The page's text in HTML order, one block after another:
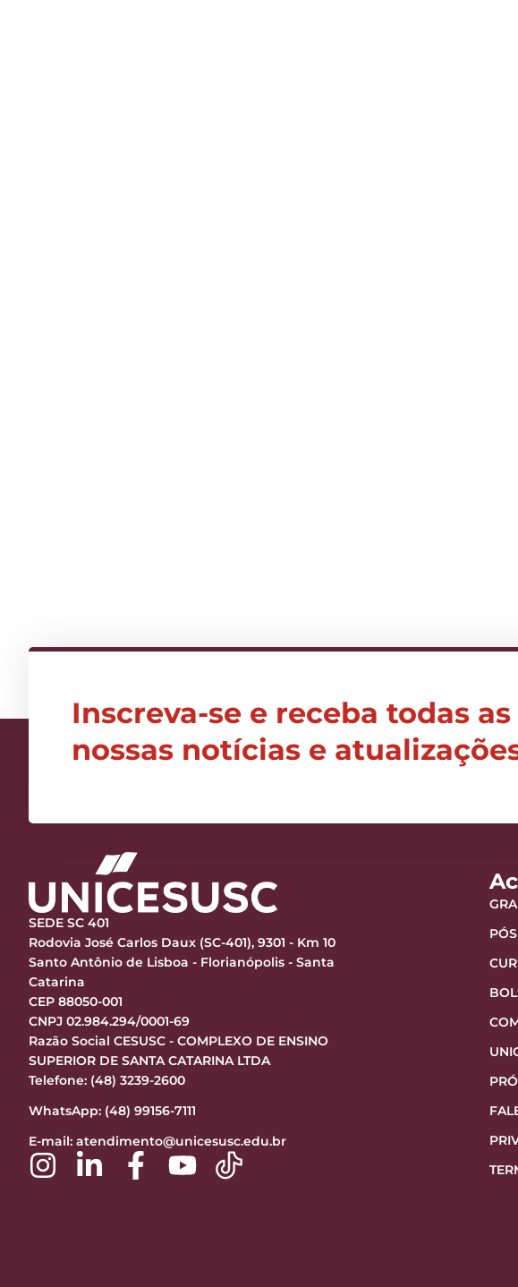
Inscreva-se e receba todas as
nossas notícias e
SEDE SC 401
Rodovia José Carlos Daux (SC-401), 9301 - Km 10
Santo Antônio de Lisboa - Florianópolis - Santa
Catarina
CEP 88050-001
CNPJ 02.984.294/0001-69
Razão Social CESUSC - COMPLEXO DE ENSINO
SUPERIOR DE SANTA CATARINA LTDA
Telefone: (48) 3239-2600
WhatsApp: (48) 99156-7111
E-mail: atendimento@unicesusc.edu.br